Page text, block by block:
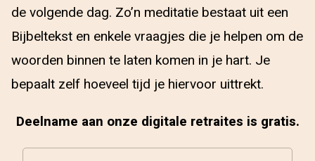
de volgende dag. Zo’n meditatie bestaat uit een
Bijbeltekst en enkele vraagjes die je helpen om de
woorden binnen te laten komen in je hart. Je
bepaalt zelf hoeveel tijd je hiervoor uittrekt.
Deelname aan onze digitale retraites is gratis.